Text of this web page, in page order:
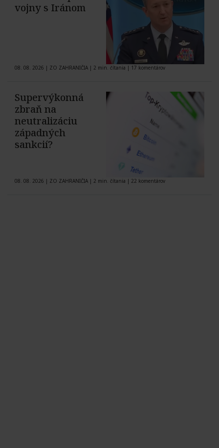
vojny s Iránom
08. 08. 2026 | ZO ZAHRANIČIA | 2 min. čítania | 17 komentárov
Supervýkonná
zbraň na
neutralizáciu
západných
sankcií?
08. 08. 2026 | ZO ZAHRANIČIA | 2 min. čítania | 22 komentárov